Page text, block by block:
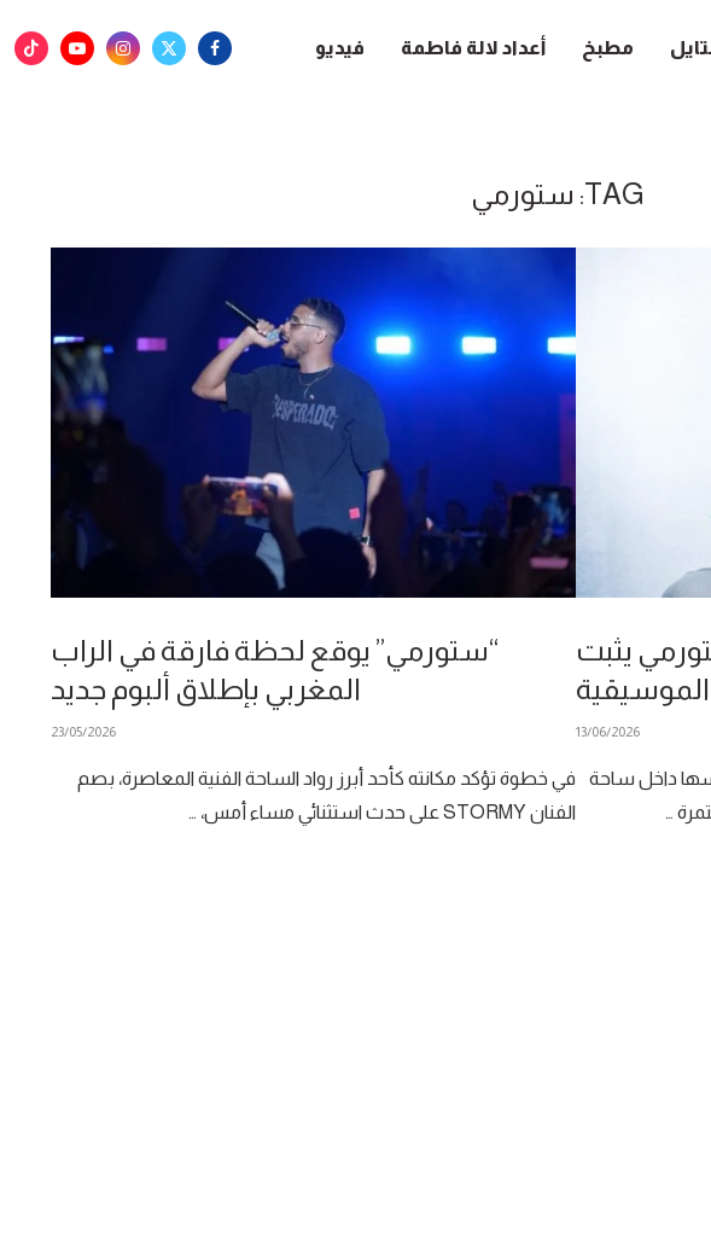
مطبخ أعداد لالة فاطمة فيديو
TAG: ستورمي
يثبت
13/06/2026
داخل ساحة
…
“ستورمي” يوقع لحظة فارقة في الراب
المغربي بإطلاق ألبوم جديد
23/05/2026
في خطوة تؤكد مكانته كأحد أبرز رواد الساحة الفنية المعاصرة، بصم
الفنان STORMY على حدث استثنائي مساء أمس، …